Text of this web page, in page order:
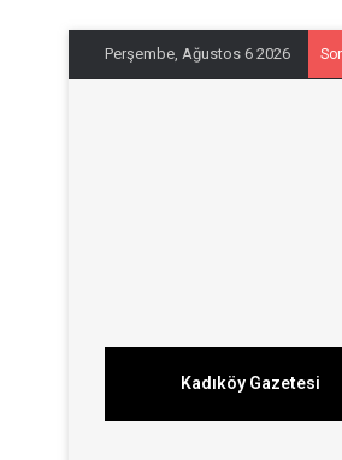
Perşembe, Ağustos 6 2026
Kadıköy Gazetesi